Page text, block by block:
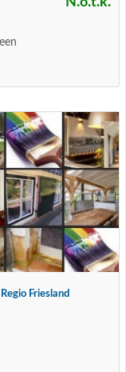
Friesland